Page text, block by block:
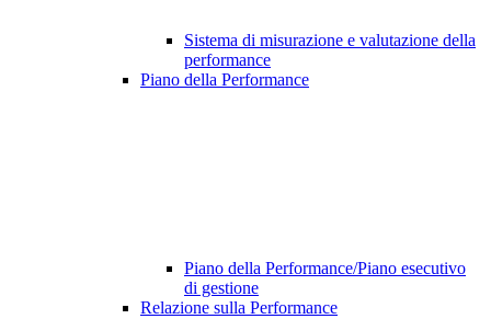
Sistema di misurazione e valutazione della
performance
Piano della Performance
Piano della Performance/Piano esecutivo
di gestione
Relazione sulla Performance